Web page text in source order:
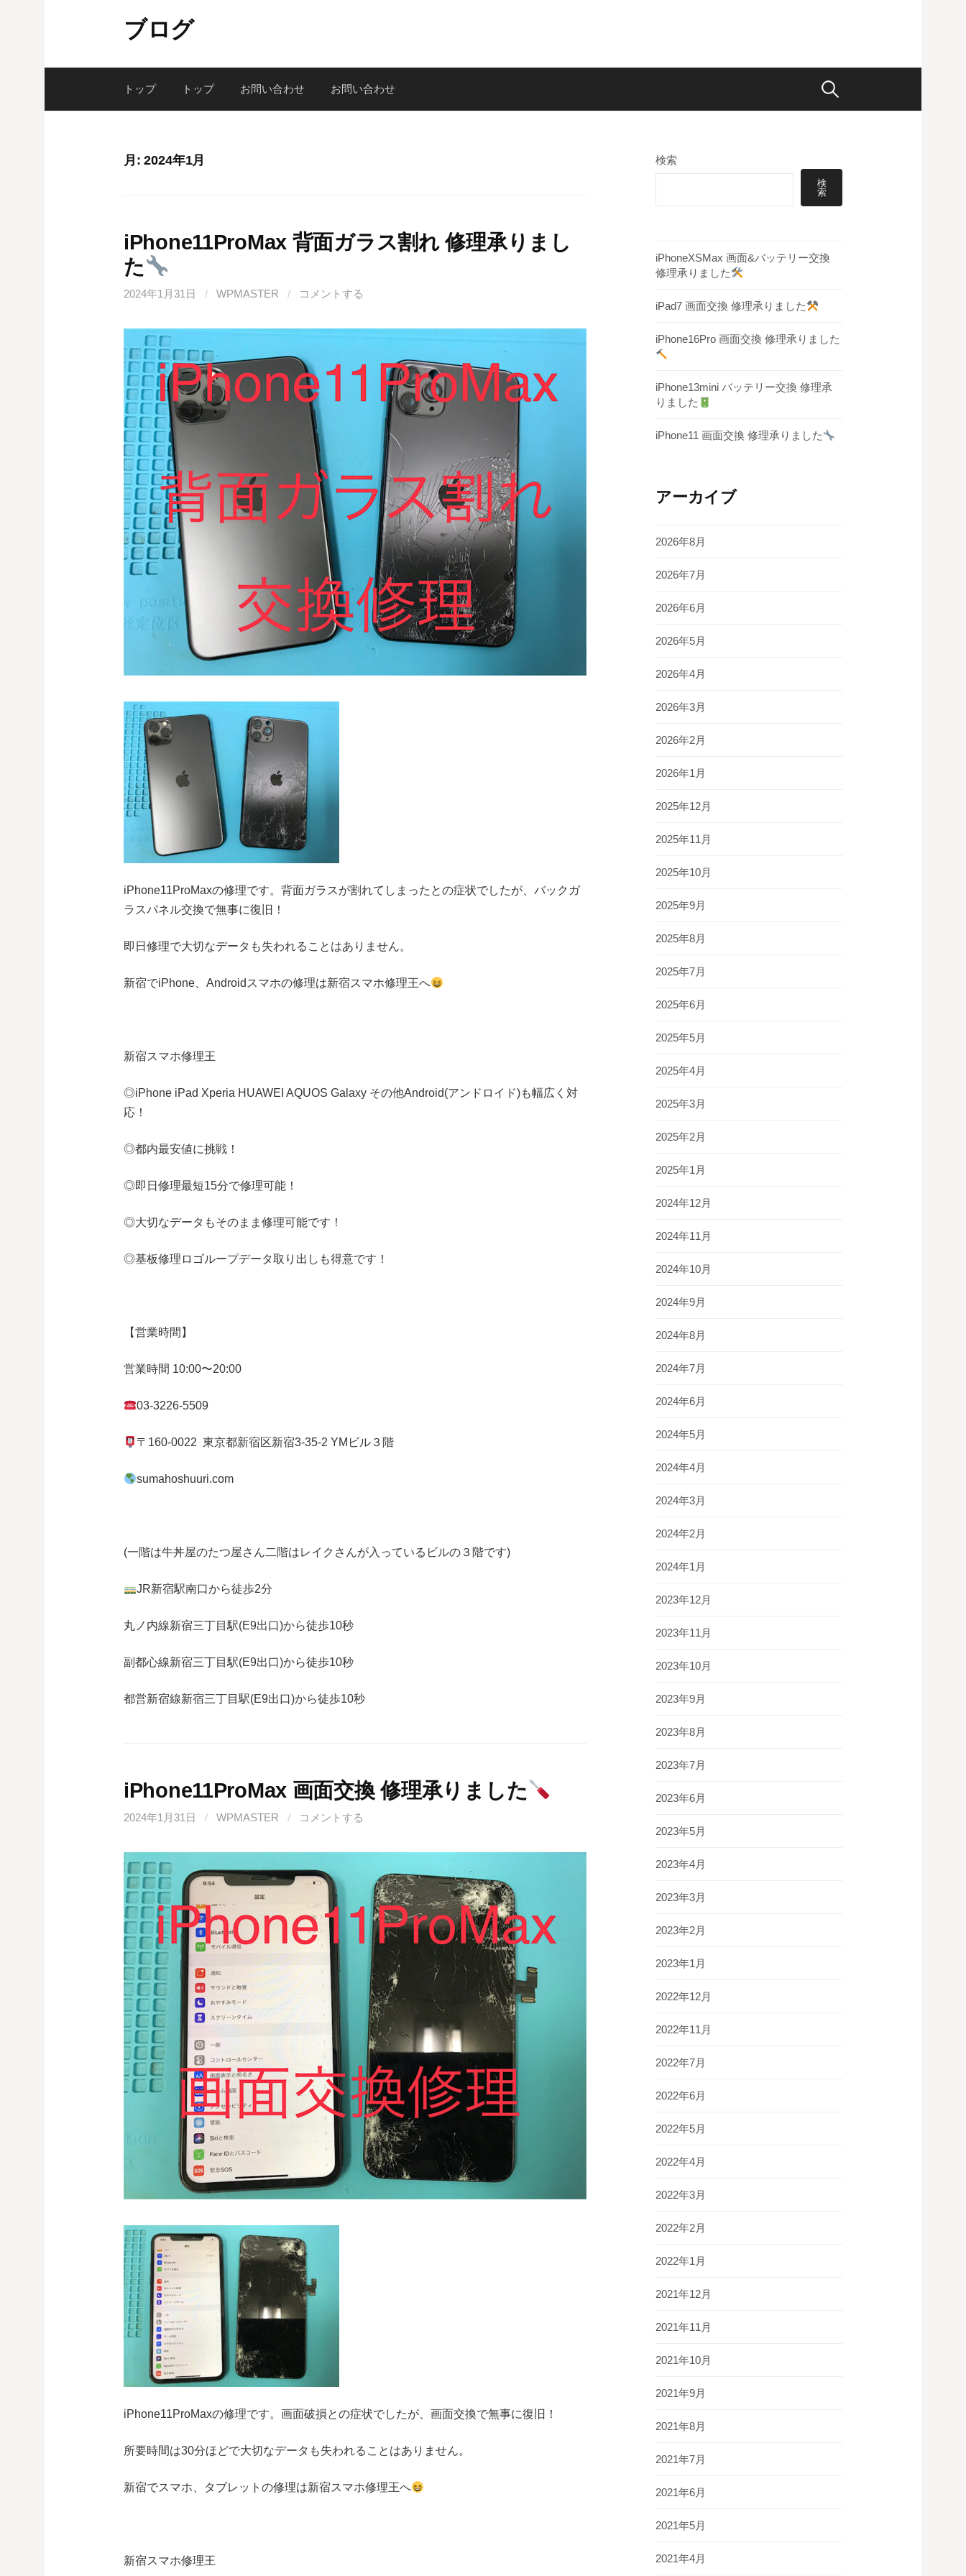
ン
ブログ
トップ トップ お問い合わせ お問い合わせ 検
月:2024年1月
iPhone11ProMax 背面ガラス割れ 修理承りまし
た
2024年1月31日 / WPMASTER / コメントする
iPhone11ProMaxの修理です。背面ガラスが割れてしまったとの症状でしたが、バックガ
ラスパネル交換で無事に復旧！
即日修理で大切なデータも失われることはありません。
新宿でiPhone、Androidスマホの修理は新宿スマホ修理王へ
新宿スマホ修理王
◎iPhone iPad Xperia HUAWEI AQUOS Galaxy その他Android(アンドロイド)も幅広く対
応！
◎都内最安値に挑戦！
◎即日修理最短15分で修理可能！
◎大切なデータもそのまま修理可能です！
◎基板修理 ロゴループデータ取り出しも得意です！
【営業時間】
営業時間 10:00〜20:00
03-3226-5509
〒 160-0022 東京都新宿区新宿3-35-2 YM ビル３階
sumahoshuuri.com
(一階は牛丼屋のたつ屋さん二階はレイクさんが入っているビルの３階です)
JR新宿駅南口から徒歩2分
丸ノ内線新宿三丁目駅(E9出口)から徒歩10秒
副都心線新宿三丁目駅(E9出口)から徒歩10秒
都営新宿線新宿三丁目駅(E9出口)から徒歩10秒
iPhone11ProMax 画面交換 修理承りました
2024年1月31日 / WPMASTER / コメントする
iPhone11ProMaxの修理です。画面破損との症状でしたが、画面交換で無事に復旧！
所要時間は30分ほどで大切なデータも失われることはありません。
新宿でスマホ、タブレットの修理は新宿スマホ修理王へ
新宿スマホ修理王
検索
検
索
iPhoneXSMax 画面&バッテリー交換
修理承りました
iPad7 画面交換 修理承りました
iPhone16Pro 画面交換 修理承りました
iPhone13mini バッテリー交換 修理承
りました
iPhone11 画面交換 修理承りました
アーカイブ
2026年8月
2026年7月
2026年6月
2026年5月
2026年4月
2026年3月
2026年2月
2026年1月
2025年12月
2025年11月
2025年10月
2025年9月
2025年8月
2025年7月
2025年6月
2025年5月
2025年4月
2025年3月
2025年2月
2025年1月
2024年12月
2024年11月
2024年10月
2024年9月
2024年8月
2024年7月
2024年6月
2024年5月
2024年4月
2024年3月
2024年2月
2024年1月
2023年12月
2023年11月
2023年10月
2023年9月
2023年8月
2023年7月
2023年6月
2023年5月
2023年4月
2023年3月
2023年2月
2023年1月
2022年12月
2022年11月
2022年7月
2022年6月
2022年5月
2022年4月
2022年3月
2022年2月
2022年1月
2021年12月
2021年11月
2021年10月
2021年9月
2021年8月
2021年7月
2021年6月
2021年5月
2021年4月